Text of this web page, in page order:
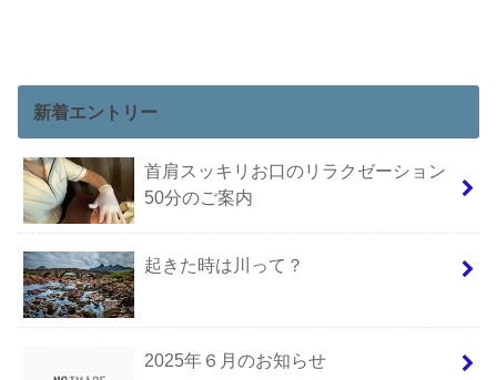
新着エントリー
首肩スッキリお口のリラクゼーション
50分のご案内
起きた時は川って？
2025年６月のお知らせ